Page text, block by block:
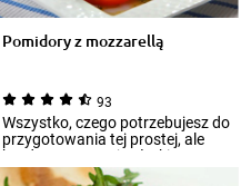
Pomidory z mozzarellą
93
Wszystko, czego potrzebujesz do
przygotowania tej prostej, ale
bardzo smacznej sałatki to:
pomido...